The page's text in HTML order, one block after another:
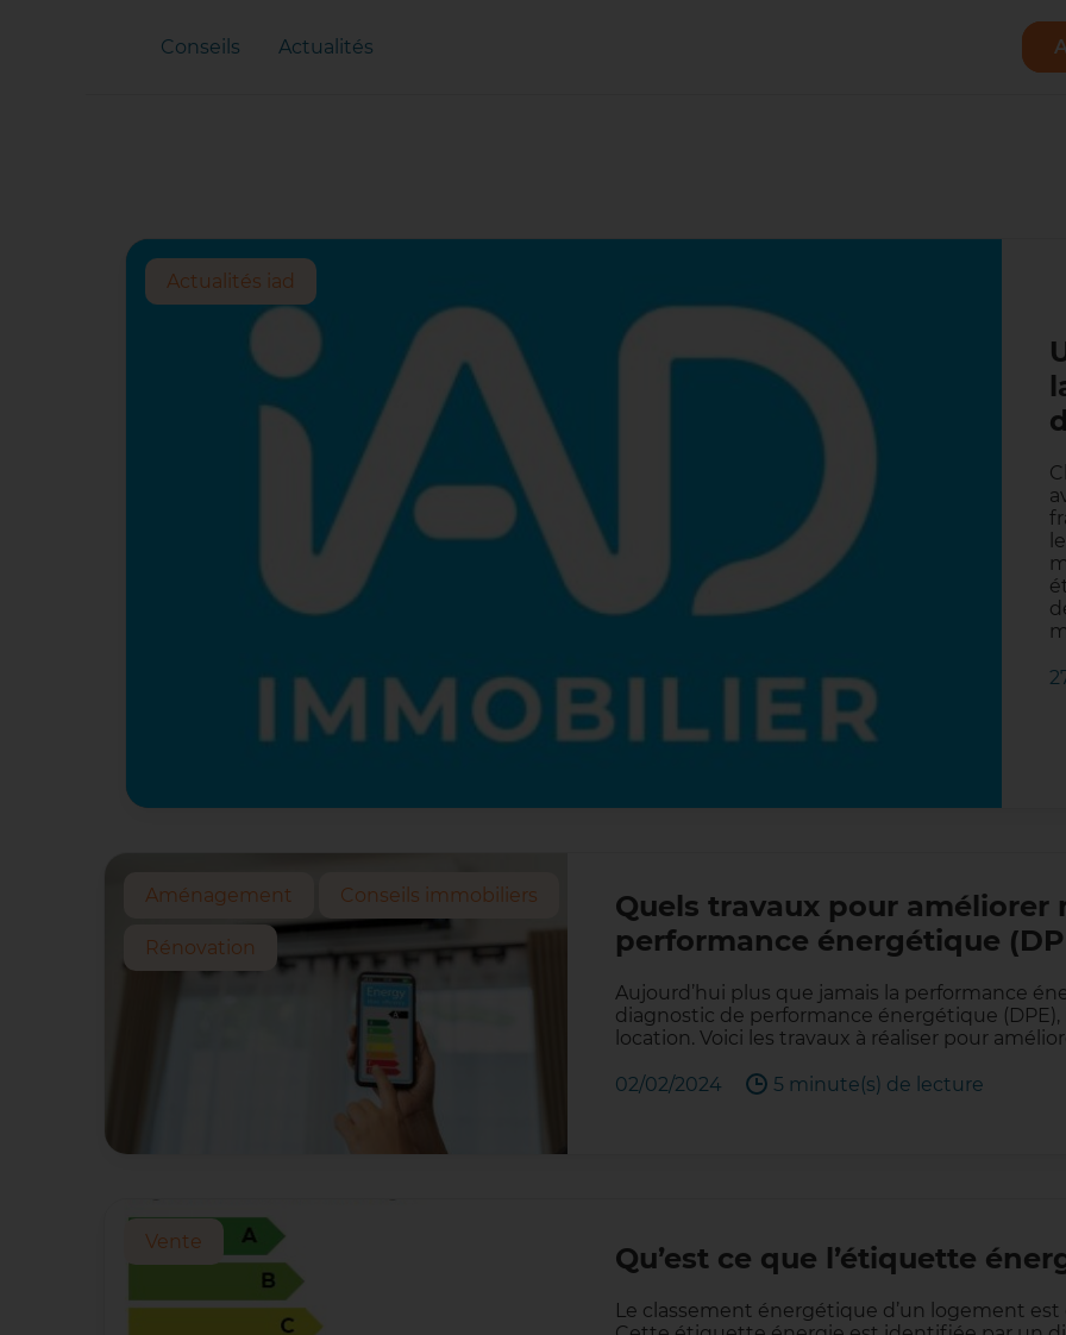
Conseils Actualités
Actualités iad
Aménagement Conseils immobiliers
Rénovation
Quels travaux pour
performance énergétique
Aujourd’hui plus que jamais la performance
diagnostic de performance énergétique
location. Voici les travaux à réaliser pour
02/02/2024 5 minute(s) de lecture
Vente Qu’est ce que l’étiquette
Le classement énergétique d’un logement